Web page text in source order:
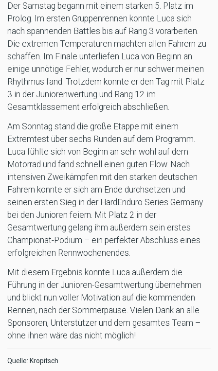
Der Samstag begann mit einem starken 5. Platz im
Prolog. Im ersten Gruppenrennen konnte Luca sich
nach spannenden Battles bis auf Rang 3 vorarbeiten.
Die extremen Temperaturen machten allen Fahrern zu
schaffen. Im Finale unterliefen Luca von Beginn an
einige unnötige Fehler, wodurch er nur schwer meinen
Rhythmus fand. Trotzdem konnte er den Tag mit Platz
3 in der Juniorenwertung und Rang 12 im
Gesamtklassement erfolgreich abschließen.
Am Sonntag stand die große Etappe mit einem
Extremtest über sechs Runden auf dem Programm.
Luca fühlte sich von Beginn an sehr wohl auf dem
Motorrad und fand schnell einen guten Flow. Nach
intensiven Zweikämpfen mit den starken deutschen
Fahrern konnte er sich am Ende durchsetzen und
seinen ersten Sieg in der HardEnduro Series Germany
bei den Junioren feiern. Mit Platz 2 in der
Gesamtwertung gelang ihm außerdem sein erstes
Championat-Podium – ein perfekter Abschluss eines
erfolgreichen Rennwochenendes.
Mit diesem Ergebnis konnte Luca außerdem die
Führung in der Junioren-Gesamtwertung übernehmen
und blickt nun voller Motivation auf die kommenden
Rennen, nach der Sommerpause. Vielen Dank an alle
Sponsoren, Unterstützer und dem gesamtes Team –
ohne ihnen wäre das nicht möglich!
Quelle: Kropitsch